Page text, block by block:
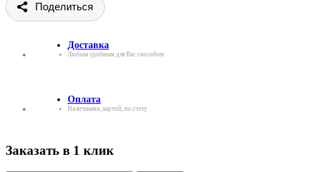
Поделиться
Доставка
Любым удобным для Вас способом
Оплата
Наличными, картой, по счету
Заказать в 1 клик